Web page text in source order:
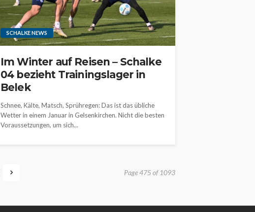
SCHALKE NEWS
Im Winter auf Reisen – Schalke
04 bezieht Trainingslager in
Belek
Schnee, Kälte, Matsch, Sprühregen: Das ist das übliche
Wetter in einem Januar in Gelsenkirchen. Nicht die besten
Voraussetzungen, um sich...
Page 475 of 1093